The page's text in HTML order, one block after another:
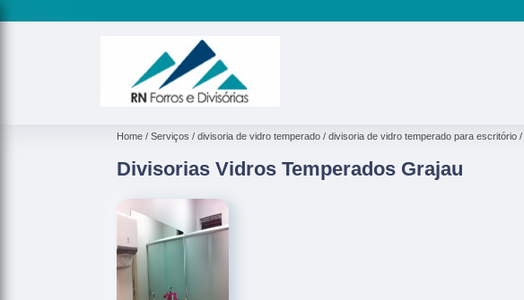
Home Serviços divisoria de vidro temperado divisoria de vidro temperado para escritório
Divisorias Vidros Temperados Grajau